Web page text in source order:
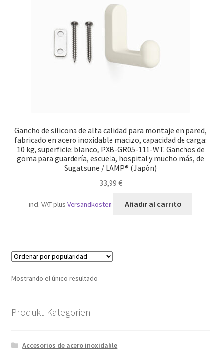
Gancho de silicona de alta calidad para montaje en pared,
fabricado en acero inoxidable macizo, capacidad de carga:
10 kg, superficie: blanco, PXB-GR05-111-WT. Ganchos de
goma para guardería, escuela, hospital y mucho más, de
Sugatsune / LAMP® (Japón)
33,99 €
incl. VATplus Versandkosten Añadir al carrito
Mostrando el único resultado
Produkt-Kategorien
Accesorios de acero inoxidable